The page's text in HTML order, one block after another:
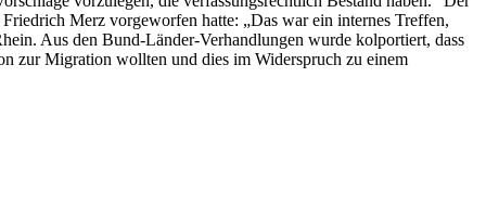
Merz vorgeworfen hatte: „Das war ein internes Treffen,
Aus den Bund-Länder-Verhandlungen wurde kolportiert, dass
zur Migration wollten und dies im Widerspruch zu einem